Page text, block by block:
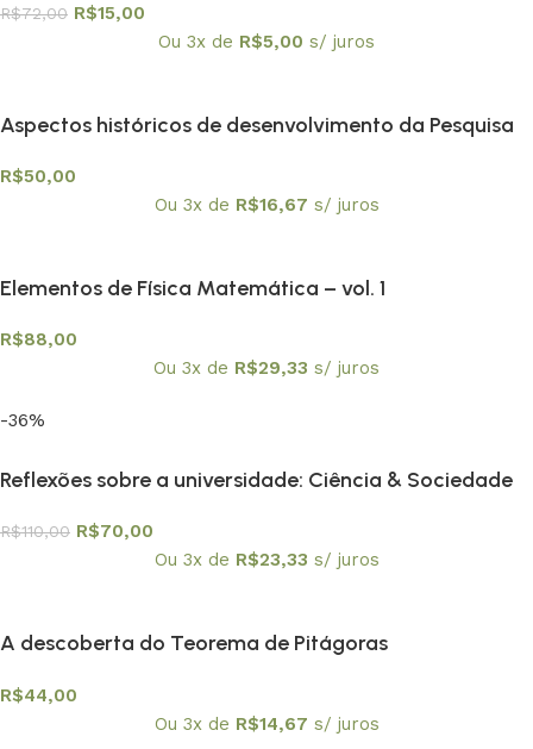
R$72,00 R$15,00
Ou 3x de R$5,00 s/ juros
Aspectos históricos de desenvolvimento da Pesquisa
R$50,00
Ou 3x de R$16,67 s/ juros
Elementos de Física Matemática – vol. 1
R$88,00
Ou 3x de R$29,33 s/ juros
-36%
Reflexões sobre a universidade: Ciência & Sociedade
R$110,00 R$70,00
Ou 3x de R$23,33 s/ juros
A descoberta do Teorema de Pitágoras
R$44,00
Ou 3x de R$14,67 s/ juros